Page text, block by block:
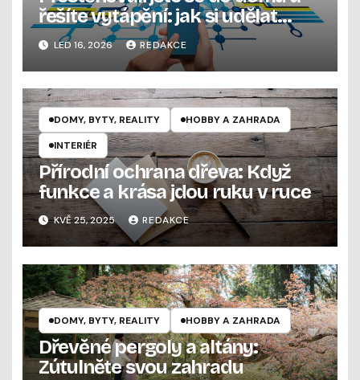
řešíte vytápění: jak si udělat
pořádek v možnostech bez
zbytečných omylů
LED 16, 2026 REDAKCE
DOMY, BYTY, REALITY
HOBBY A ZAHRADA
INTERIÉR
Přírodní ochrana dřeva: Když
funkce a krása jdou ruku v ruce
KVĚ 25, 2025 REDAKCE
DOMY, BYTY, REALITY HOBBY A ZAHRADA
Dřevěné pergoly a altány:
Zútulněte svou zahradu